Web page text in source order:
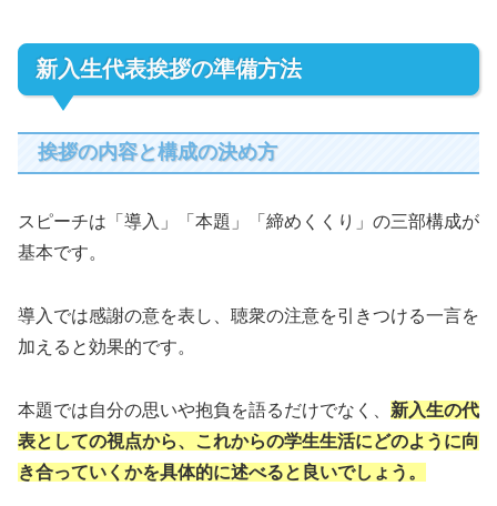
新入生代表挨拶の準備方法
挨拶の内容と構成の決め方
スピーチは「導入」「本題」「締めくくり」の三部構成が
基本です。
導入では感謝の意を表し、聴衆の注意を引きつける一言を
加えると効果的です。
本題では自分の思いや抱負を語るだけでなく、 新入生の代
表としての視点から、これからの学生生活にどのように向
き合っていくかを具体的に述べると良いでしょう。